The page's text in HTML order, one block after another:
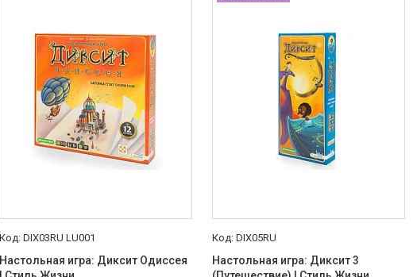
DIX03RU LU001
Настольная игра: Диксит Одиссея
DIX05RU
Настольная игра: Диксит 3